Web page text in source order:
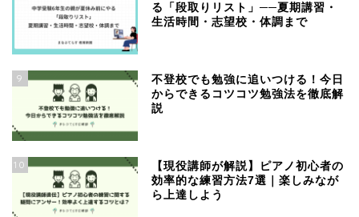
る「段取りリスト」──夏期講習・
生活時間・志望校・体調まで
9
不登校でも勉強に追いつける！今日
からできるコツコツ勉強法を徹底解
説
10
【現役講師が解説】ピアノ初心者の
効率的な練習方法7選｜楽しみなが
ら上達しよう